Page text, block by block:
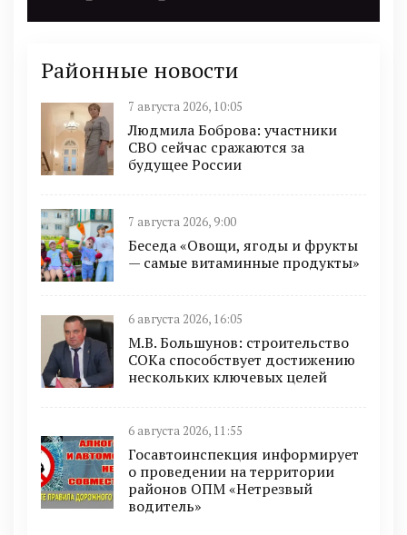
Районные новости
7 августа 2026, 10:05
Людмила Боброва: участники
СВО сейчас сражаются за
будущее России
7 августа 2026, 9:00
Беседа «Овощи, ягоды и фрукты
— самые витаминные продукты»
6 августа 2026, 16:05
М.В. Большунов: строительство
СОКа способствует достижению
нескольких ключевых целей
6 августа 2026, 11:55
Госавтоинспекция информирует
о проведении на территории
районов ОПМ «Нетрезвый
водитель»